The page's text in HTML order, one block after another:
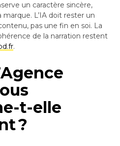
un caractère sincère,
marque. L’IA doit rester un
pas une fin en soi. La
de la narration restent
.
t-elle
?